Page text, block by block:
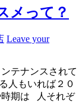
メって？
Leave your
テナンスされて
人もいれば２０
時期は 人それぞ